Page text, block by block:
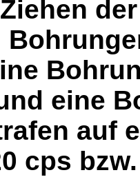
eine
auf
cps